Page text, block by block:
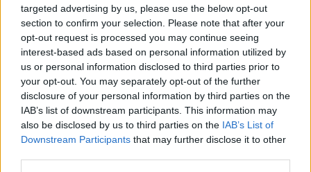
targeted advertising by us, please use the below opt-out
section to confirm your selection. Please note that after your
opt-out request is processed you may continue seeing
interest-based ads based on personal information utilized by
us or personal information disclosed to third parties prior to
your opt-out. You may separately opt-out of the further
disclosure of your personal information by third parties on the
IAB’s list of downstream participants. This information may
also be disclosed by us to third parties on the IAB’s List of
Downstream Participants that may further disclose it to other
auta, vydal sa po rovnakej trase späť.
Na rovnakej trase však tašku už nenašiel. Medzičasom
popri ceste ktorou Jaroslav prechádzal, sa prechádzali
aj dve dievčatá, Eva a Natália. Neváhali a ihned’ sa
rozhodli tašku odniesť na políciu, pretože v nej našli605
eur a doklady. Policajti zo stanice zavolali mužovi
vd’aka dokladom a ten si o pár minút prišiel vyzdvihnúť
veci, ktoré stratil.
e
a
r
c
h
f